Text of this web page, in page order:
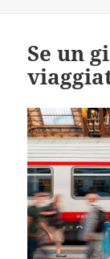
Se un